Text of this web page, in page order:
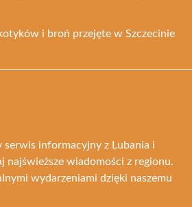
i broń przejęte w Szczecinie
serwis informacyjny z Lubania i
najświeższe wiadomości z regionu.
wydarzeniami dzięki naszemu